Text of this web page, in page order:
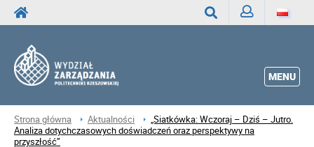
MENU
Strona główna Aktualności
„Siatkówka: Wczoraj – Dziś – Jutro.
Analiza dotychczasowych doświadczeń oraz perspektywy na
przyszłość”